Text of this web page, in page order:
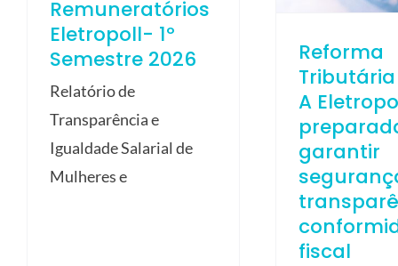
Remuneratórios
Eletropoll- 1º
Semestre 2026
Relatório de
Transparência e
Igualdade Salarial de
Mulheres e
Reforma
A
garantir
fiscal